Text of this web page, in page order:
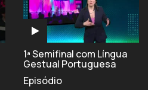
1ª Semifinal com Língua
Gestual Portuguesa
Episódio